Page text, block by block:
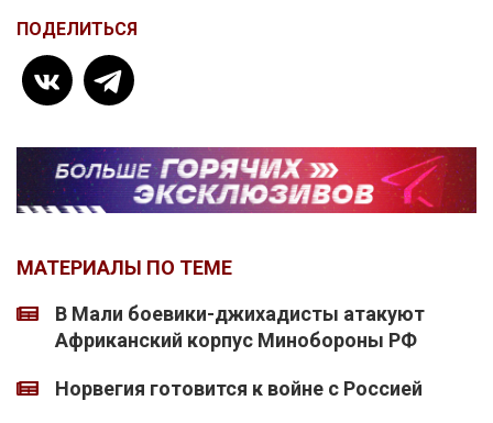
ПОДЕЛИТЬСЯ
МАТЕРИАЛЫ ПО ТЕМЕ
В Мали боевики-джихадисты атакуют
Африканский корпус Минобороны РФ
Норвегия готовится к войне с Россией